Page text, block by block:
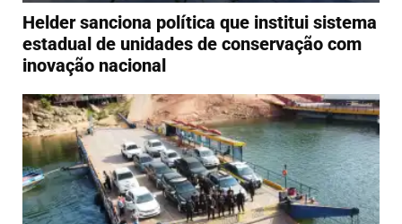
Helder sanciona política que institui sistema
estadual de unidades de conservação com
inovação nacional